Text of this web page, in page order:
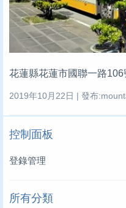
花蓮縣花蓮市國聯一路106
2019年10月22日 | 發布
控制面板
登錄管理
所有分類